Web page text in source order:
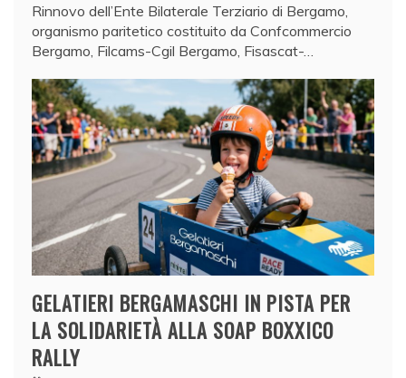
Rinnovo dell’Ente Bilaterale Terziario di Bergamo,
organismo paritetico costituito da Confcommercio
Bergamo, Filcams-Cgil Bergamo, Fisascat-…
GELATIERI BERGAMASCHI IN PISTA PER
LA SOLIDARIETÀ ALLA SOAP BOXXICO
RALLY